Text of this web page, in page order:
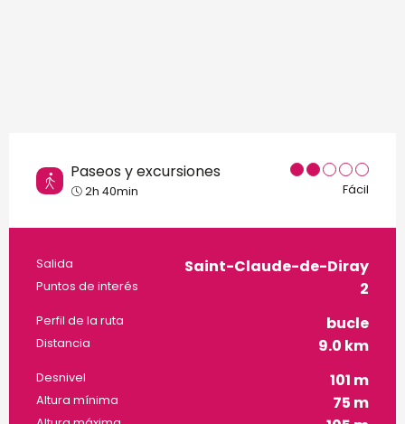
Paseos y excursiones
2h 40min Fácil
Información práctica
Salida Saint-Claude-de-Diray
Puntos de interés 2
Perfil de la ruta bucle
Distancia 9.0 km
Desnivel 101 m
Altura mínima 75 m